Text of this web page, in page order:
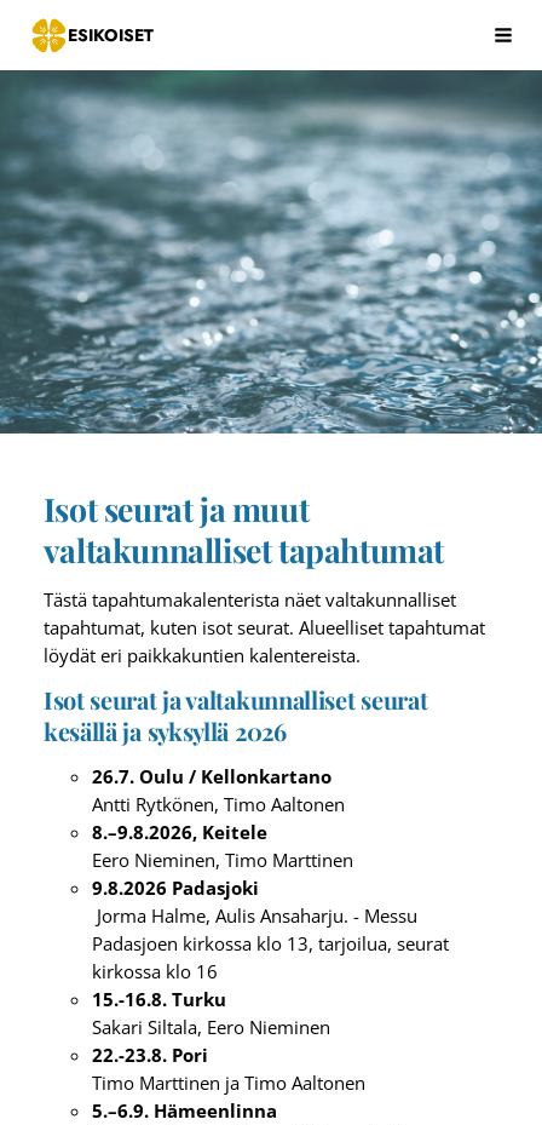
Siirry
sivun
sisältöön
ESIKOISET
Isot seurat ja muut
valtakunnalliset tapahtumat
Tästä tapahtumakalenterista näet valtakunnalliset
tapahtumat, kuten isot seurat. Alueelliset tapahtumat
löydät eri paikkakuntien kalentereista.
Isot seurat ja valtakunnalliset seurat
kesällä ja syksyllä 2026
26.7. Oulu / Kellonkartano
Antti Rytkönen, Timo Aaltonen
8.–9.8.2026, Keitele
Eero Nieminen, Timo Marttinen
9.8.2026 Padasjoki
Jorma Halme, Aulis Ansaharju. - Messu
Padasjoen kirkossa klo 13, tarjoilua, seurat
kirkossa klo 16
15.-16.8. Turku
Sakari Siltala, Eero Nieminen
22.-23.8. Pori
Timo Marttinen ja Timo Aaltonen
5.–6.9. Hämeenlinna